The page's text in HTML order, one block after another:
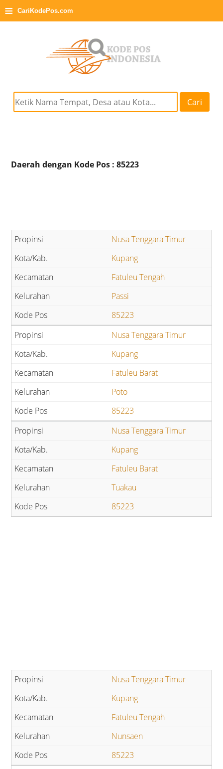
≡ CariKodePos.com
Cari
Daerah dengan Kode Pos : 85223
Nusa Tenggara Timur
Kupang
Fatuleu Tengah
Passi
85223
Nusa Tenggara Timur
Kupang
Fatuleu Barat
Poto
85223
Nusa Tenggara Timur
Kupang
Fatuleu Barat
Tuakau
85223
Nusa Tenggara Timur
Kupang
Fatuleu Tengah
Nunsaen
85223